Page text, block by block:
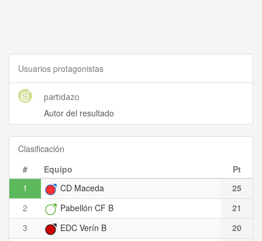
Usuarios protagonistas
partidazo
Autor del resultado
Clasificación
#
Equipo
Pt
1
CD Maceda
25
2
Pabellón CF B
21
3
EDC Verín B
20